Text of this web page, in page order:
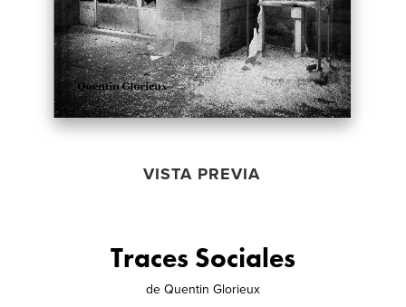
VISTA PREVIA
Traces Sociales
de Quentin Glorieux